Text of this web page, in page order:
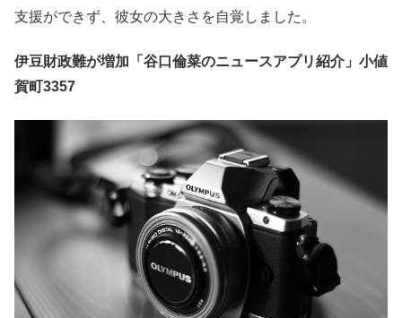
支援ができず、彼女の大きさを自覚しました。
伊豆財政難が増加「谷口倫菜のニュースアプリ紹介」小値
賀町3357